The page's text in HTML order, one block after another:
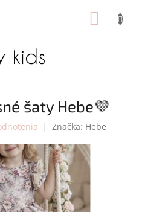
šaty Hebe💜
Značka: Hebe